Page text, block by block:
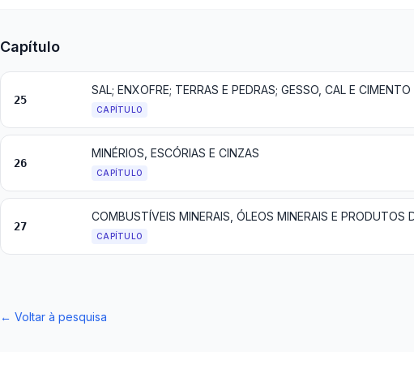
Capítulo
25
SAL; ENXOFRE; TERRAS E PEDRAS; GESSO, CAL E CIMENTO
CAPÍTULO
26
MINÉRIOS, ESCÓRIAS E CINZAS
CAPÍTULO
27
CAPÍTULO
← Voltar à pesquisa